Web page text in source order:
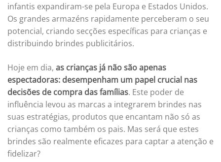
infantis expandiram-se pela Europa e Estados Unidos.
Os grandes armazéns rapidamente perceberam o seu
potencial, criando secções específicas para crianças e
distribuindo brindes publicitários.
Hoje em dia, as crianças já não são apenas
espectadoras: desempenham um papel crucial nas
decisões de compra das famílias. Este poder de
influência levou as marcas a integrarem brindes nas
suas estratégias, produtos que encantam não só as
crianças como também os pais. Mas será que estes
brindes são realmente eficazes para captar a atenção e
fidelizar?